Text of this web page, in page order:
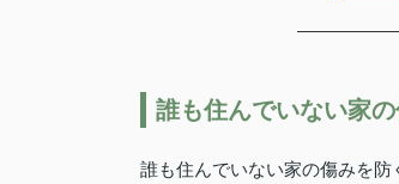
誰も住んでいない家
誰も住んでいない家の傷みを防